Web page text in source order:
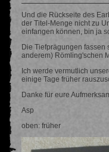
Und die Rückseite des
der Titel-Menge nicht zu
einfangen können, bin ja
Die Tiefprägungen fassen
anderem) Römling'schen
Ich werde vermutlich
einige Tage früher
Danke für eure
Asp
oben: früher